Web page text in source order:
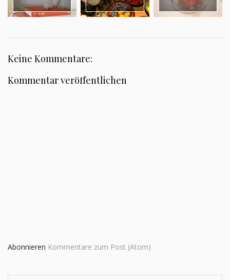
Keine Kommentare:
Kommentar veröffentlichen
Abonnieren Kommentare zum Post (Atom)